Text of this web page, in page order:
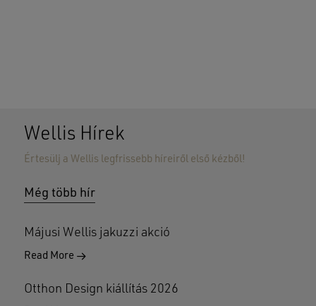
Wellis Hírek
Értesülj a Wellis legfrissebb híreiről első kézből!
Még több hír
Májusi Wellis jakuzzi akció
Read More
Otthon Design kiállítás 2026